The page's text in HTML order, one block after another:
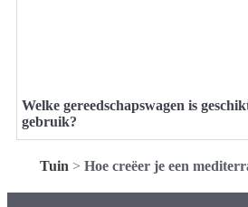
Welke gereedschapswagen is
gebruik?
Tuin > Hoe creëer je een